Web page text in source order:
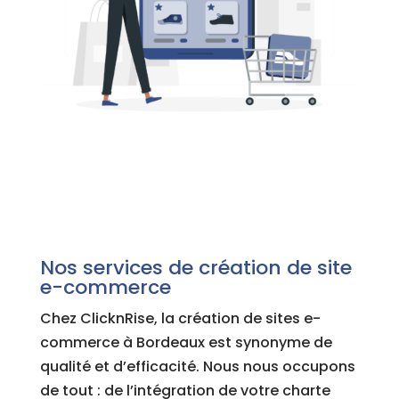
Nos services de création de site
e-commerce
Chez ClicknRise, la création de sites e-
commerce à Bordeaux est synonyme de
qualité et d’efficacité. Nous nous occupons
de tout : de l’intégration de votre charte